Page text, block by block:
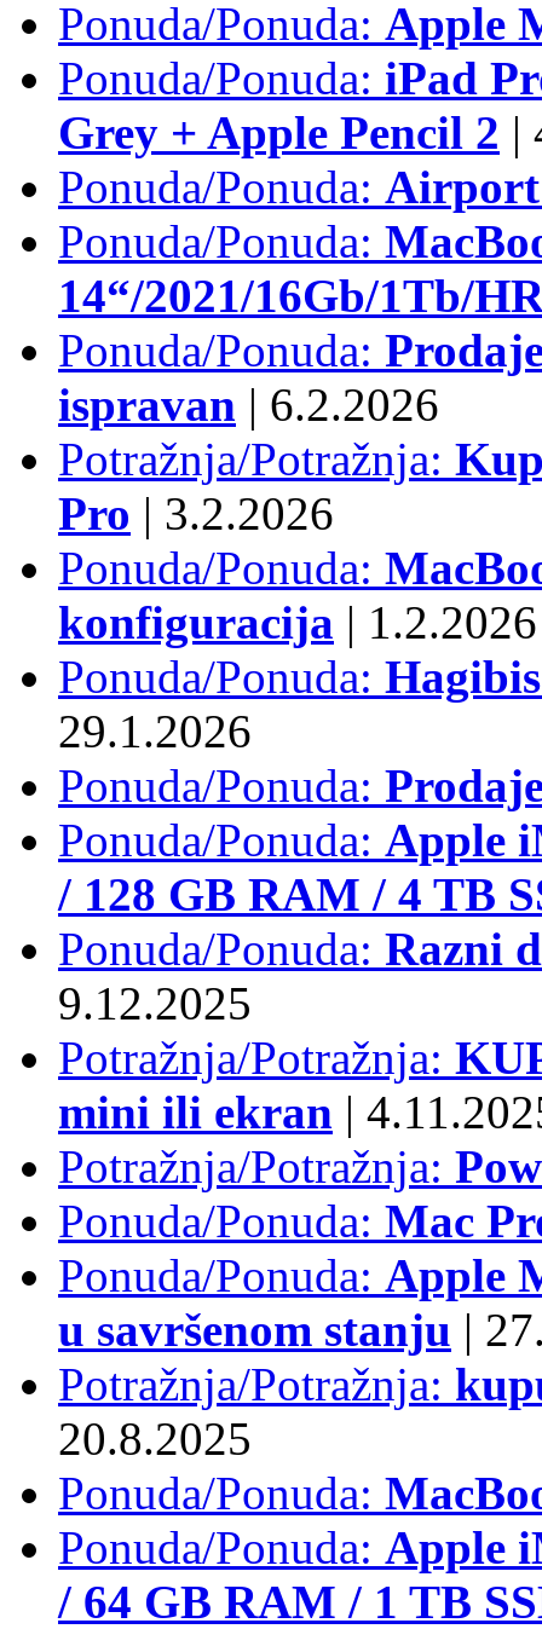
Ponuda/Ponuda: Apple
Ponuda/Ponuda: iPad
Grey + Apple Pencil 2 |
Ponuda/Ponuda: Airport
Ponuda/Ponuda:
14“/2021/16Gb/1Tb/
Ponuda/Ponuda:
ispravan | 6.2.2026
Potražnja/Potražnja:
Pro | 3.2.2026
Ponuda/Ponuda:
konfiguracija | 1.2.2026
Ponuda/Ponuda:
29.1.2026
Ponuda/Ponuda:
Ponuda/Ponuda: Apple
/ 128 GB RAM / 4 TB
Ponuda/Ponuda: Razni
9.12.2025
Potražnja/Potražnja:
mini ili ekran |
Potražnja/Potražnja:
Ponuda/Ponuda: Mac
Ponuda/Ponuda: Apple
u savršenom stanju |
Potražnja/Potražnja:
20.8.2025
Ponuda/Ponuda:
Ponuda/Ponuda: Apple
/ 64 GB RAM / 1 TB